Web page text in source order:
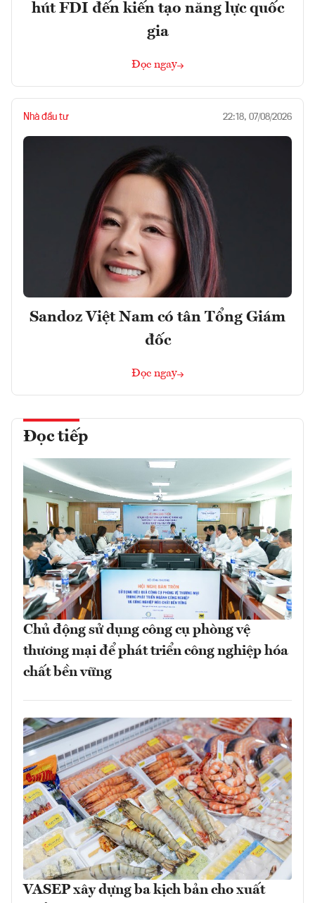
hút FDI đến kiến tạo năng lực quốc
gia
Đọc ngay
Nhà đầu tư 22:18, 07/08/2026
Sandoz Việt Nam có tân Tổng Giám
đốc
Đọc ngay
Đọc tiếp
Chủ động sử dụng công cụ phòng vệ
thương mại để phát triển công nghiệp hóa
chất bền vững
VASEP xây dựng ba kịch bản cho xuất